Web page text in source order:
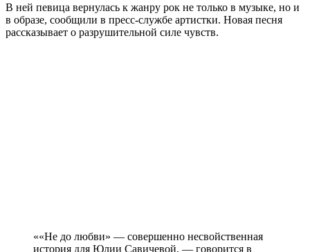
В ней певица вернулась к жанру рок не только в музыке, но и
в образе, сообщили в пресс-службе артистки. Новая песня
рассказывает о разрушительной силе чувств.
««Не до любви» — совершенно несвойственная
история для Юлии Савичевой, — говорится в